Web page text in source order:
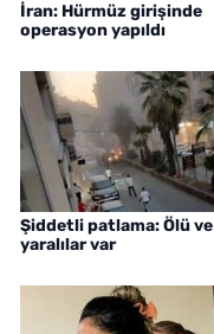
İran: Hürmüz girişinde
operasyon yapıldı
Şiddetli patlama: Ölü ve
yaralılar var